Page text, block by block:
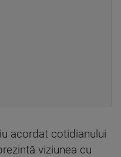
acordat cotidianului
viziunea cu